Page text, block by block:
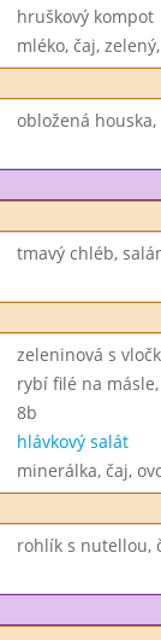
hruškový kompot
mléko, čaj,
obložená houska,
tmavý chléb,
zeleninová s
rybí filé na
8b
hlávkový salát
minerálka, čaj,
rohlík s nutellou,